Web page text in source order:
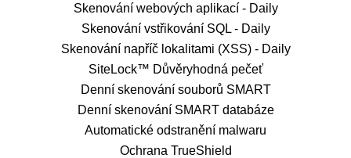
Skenování webových aplikací - Daily
Skenování vstřikování SQL - Daily
Skenování napříč lokalitami (XSS) - Daily
SiteLock™ Důvěryhodná pečeť
Denní skenování souborů SMART
Denní skenování SMART databáze
Automatické odstranění malwaru
Ochrana TrueShield